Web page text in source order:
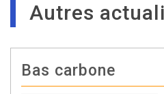
Autres
Bas carbone